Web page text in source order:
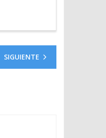
SIGUIENTE